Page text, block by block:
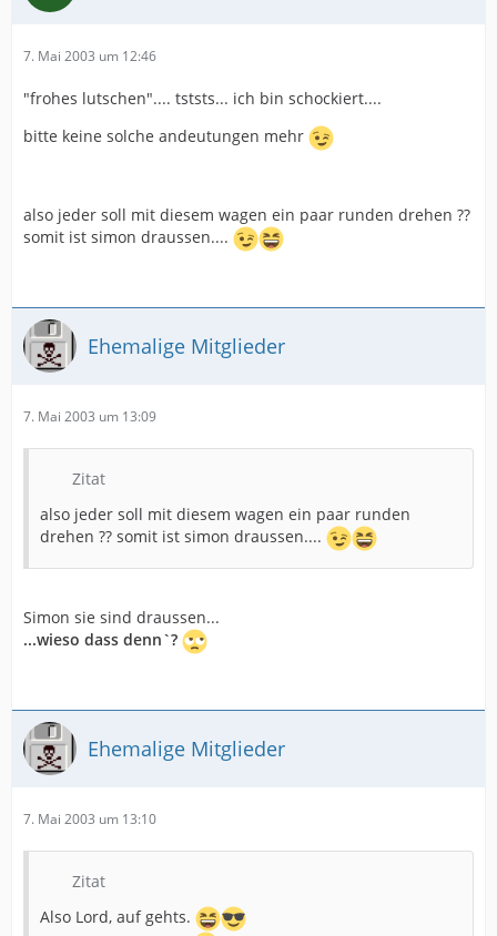
7. Mai 2003 um 12:46
"frohes lutschen".... tststs... ich bin schockiert....
bitte keine solche andeutungen mehr
also jeder soll mit diesem wagen ein paar runden drehen ??
somit ist simon draussen....
Ehemalige Mitglieder
7. Mai 2003 um 13:09
Zitat
also jeder soll mit diesem wagen ein paar runden
drehen ?? somit ist simon draussen....
Simon sie sind draussen...
...wieso dass denn`?
Ehemalige Mitglieder
7. Mai 2003 um 13:10
Zitat
Also Lord, auf gehts.